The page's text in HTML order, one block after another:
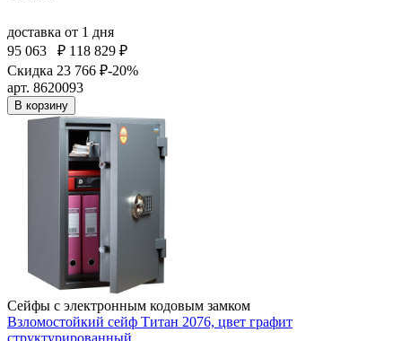
доставка от 1 дня
95 063
₽ 118 829 ₽
Скидка 23 766 ₽-20%
арт. 8620093
В корзину
Сейфы с электронным кодовым замком
Взломостойкий сейф Титан 2076, цвет графит
структурированный